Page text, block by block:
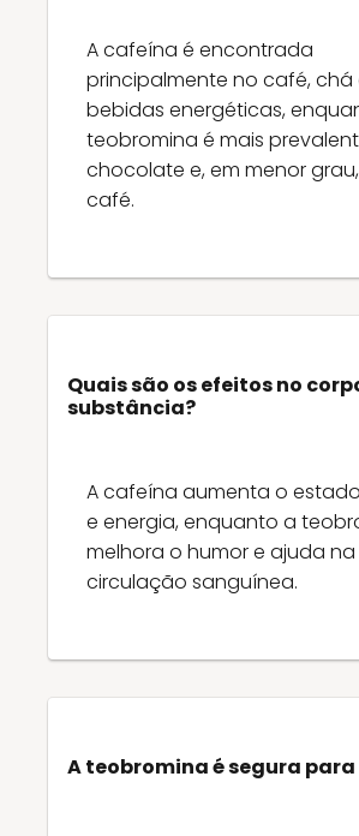
A cafeína é encontrada
principalmente no café, chá
bebidas energéticas,
teobromina é mais
chocolate e, em menor
café.
Quais são os efeitos no
substância?
A cafeína aumenta o
e energia, enquanto a
melhora o humor e ajuda na
circulação sanguínea.
A teobromina é segura